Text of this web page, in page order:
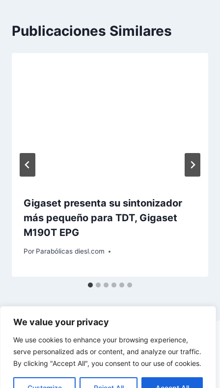
We value your privacy
We use cookies to enhance your browsing experience,
serve personalized ads or content, and analyze our traffic.
By clicking "Accept All", you consent to our use of cookies.
Publicaciones Similares
Gigaset presenta su sintonizador
más pequeño para TDT, Gigaset
M190T EPG
Por Parabólicas diesl.com
© 2026 diesl.com - Tema para WordPress por
Kadence WP